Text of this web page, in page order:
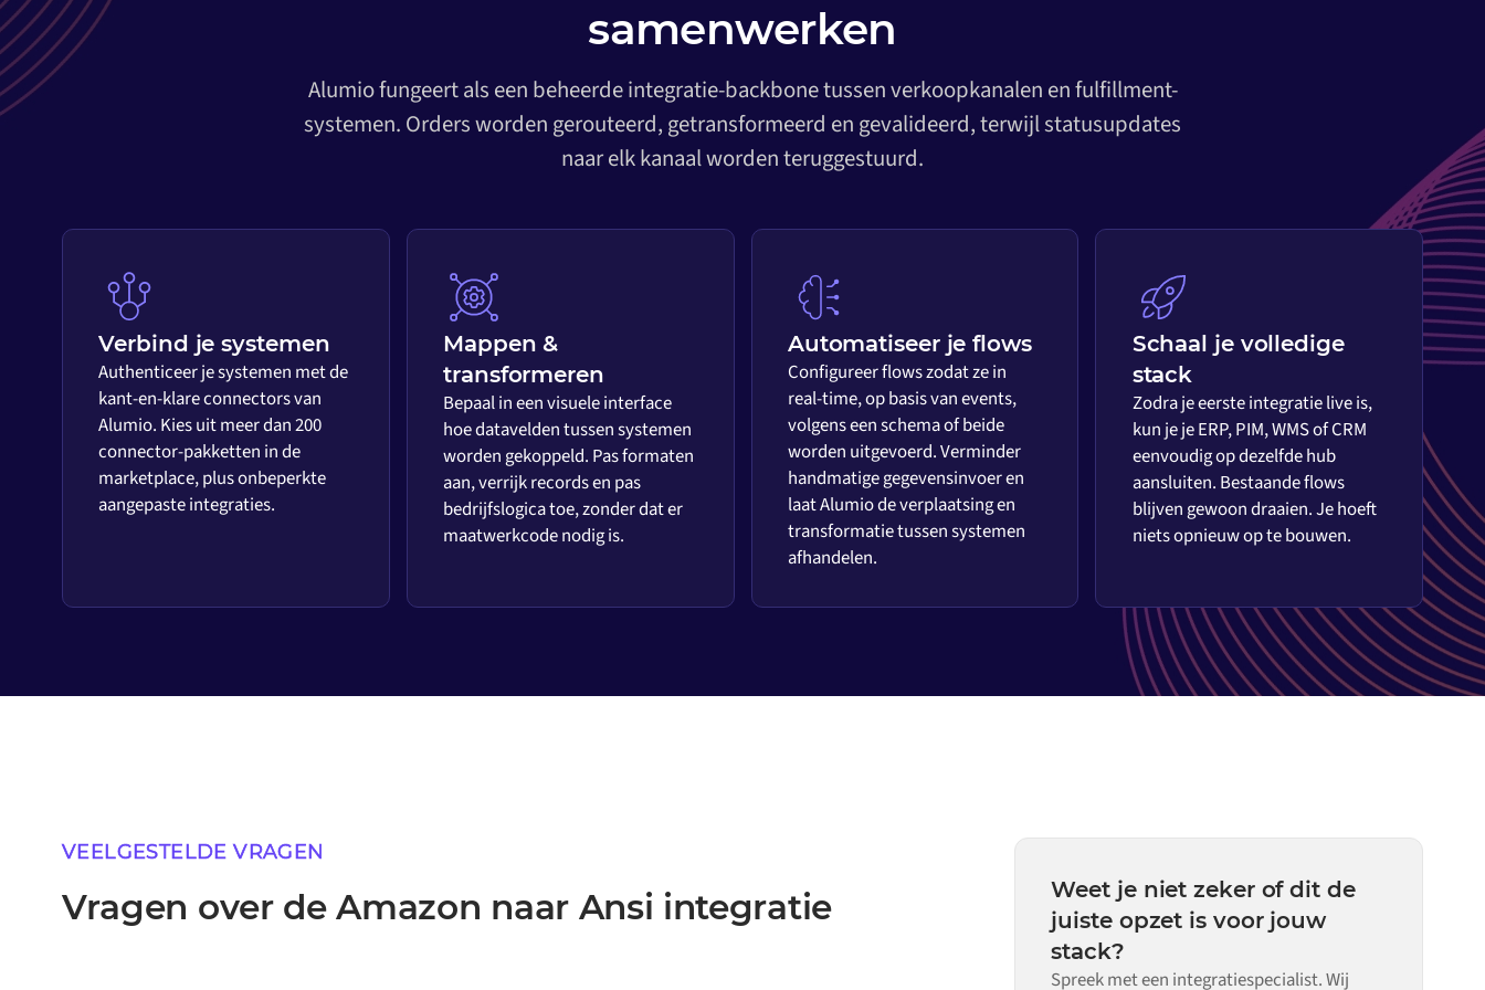
samenwerken
Alumio fungeert als een beheerde integratie-backbone tussen verkoopkanalen en fulfillment-
systemen. Orders worden gerouteerd, getransformeerd en gevalideerd, terwijl statusupdates
naar elk kanaal worden teruggestuurd.
Verbind je systemen
Authenticeer je systemen met de
kant-en-klare connectors van
Alumio. Kies uit meer dan 200
connector-pakketten in de
marketplace, plus onbeperkte
aangepaste integraties.
Mappen &
transformeren
Bepaal in een visuele interface
hoe datavelden tussen systemen
worden gekoppeld. Pas formaten
aan, verrijk records en pas
bedrijfslogica toe, zonder dat er
maatwerkcode nodig is.
Automatiseer je flows
Configureer flows zodat ze in
real-time, op basis van events,
volgens een schema of beide
worden uitgevoerd. Verminder
handmatige gegevensinvoer en
laat Alumio de verplaatsing en
transformatie tussen systemen
afhandelen.
Schaal je volledige
stack
Zodra je eerste integratie live is,
kun je je ERP, PIM, WMS of CRM
eenvoudig op dezelfde hub
aansluiten. Bestaande flows
blijven gewoon draaien. Je hoeft
niets opnieuw op te bouwen.
VEELGESTELDE VRAGEN
Vragen over de Amazon naar Ansi integratie
Weet je niet zeker of dit de
juiste opzet is voor jouw
stack?
Spreek met een integratiespecialist. Wij